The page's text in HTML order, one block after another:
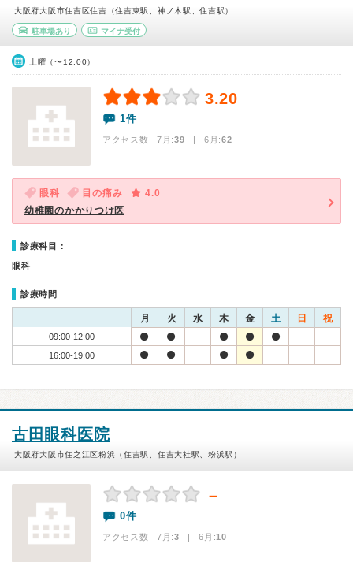
大阪府大阪市住吉区住吉（住吉東駅、神ノ木駅、住吉駅）
駐車場あり マイナ受付
土曜（〜12:00）
3.20
1件
アクセス数 7月:39 | 6月:62
眼科 目の痛み
4.0
幼稚園のかかりつけ医
診療科目：
眼科
診療時間
月 火 水 木 金 土 日 祝
09:00-12:00
16:00-19:00
古田眼科医院
大阪府大阪市住之江区粉浜（住吉駅、住吉大社駅、粉浜駅）
－
0件
アクセス数 7月:3 | 6月:10